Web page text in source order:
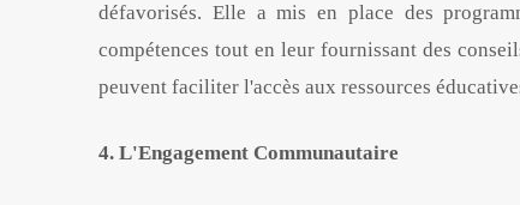
défavorisés. Elle a mis en place des
compétences tout en leur fournissant des
peuvent faciliter l'accès aux ressources
4. L'Engagement Communautaire